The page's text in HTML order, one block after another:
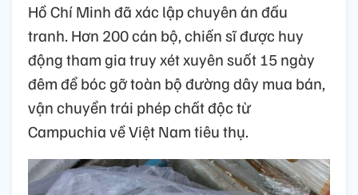
Hồ Chí Minh đã xác lập chuyên án đấu
tranh. Hơn 200 cán bộ, chiến sĩ được huy
động tham gia truy xét xuyên suốt 15 ngày
đêm để bóc gỡ toàn bộ đường dây mua bán,
vận chuyển trái phép chất độc từ
Campuchia về Việt Nam tiêu thụ.